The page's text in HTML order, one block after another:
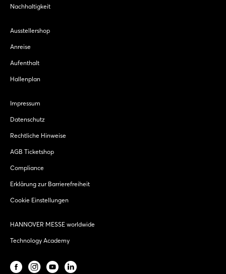
Nachhaltigkeit
Ausstellershop
Anreise
Aufenthalt
Hallenplan
Impressum
Datenschutz
Rechtliche Hinweise
AGB Ticketshop
Compliance
Erklärung zur Barrierefreiheit
Cookie Einstellungen
HANNOVER MESSE worldwide
Technology Academy